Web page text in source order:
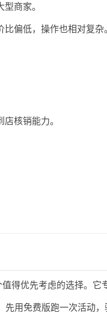
商家。
偏低，操作也相对复杂
核销能力。
值得优先考虑的选择。它
先用免费版跑一次活动